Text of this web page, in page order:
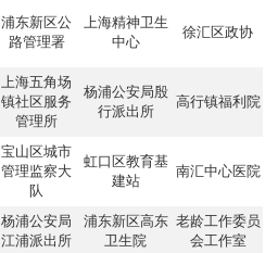
浦东新区公
路管理署
上海精神卫生
中心
徐汇区政协
上海五角场
镇社区服务
管理所
杨浦公安局殷
行派出所
高行镇福利院
宝山区城市
管理监察大
队
虹口区教育基
建站
南汇中心医院
杨浦公安局
江浦派出所
浦东新区高东
卫生院
老龄工作委员
会工作室